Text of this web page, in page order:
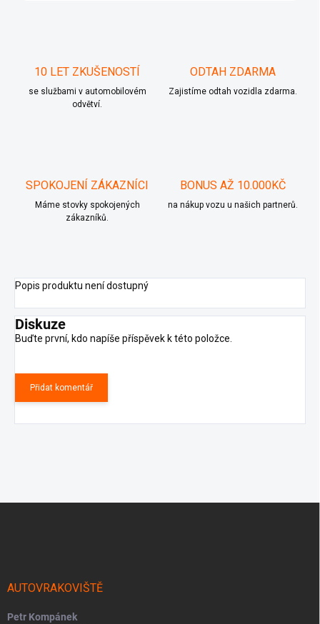
10 LET ZKUŠENOSTÍ
se službami v automobilovém
odvětví.
ODTAH ZDARMA
Zajistíme odtah vozidla zdarma.
SPOKOJENÍ ZÁKAZNÍCI
Máme stovky spokojených
zákazníků.
BONUS AŽ 10.000KČ
na nákup vozu u našich partnerů.
Popis produktu není dostupný
Diskuze
Buďte první, kdo napíše příspěvek k této položce.
Přidat komentář
AUTOVRAKOVIŠTĚ
Petr Kompánek